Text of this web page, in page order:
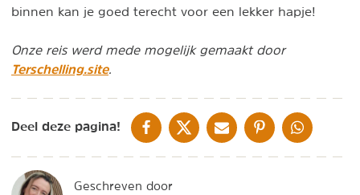
binnen kan je goed terecht voor een lekker hapje!
Onze reis werd mede mogelijk gemaakt door
Terschelling.site.
Deel deze pagina! DELEN OP FACEBOOK
DELEN OP XDELEN VIA DE MAIL
DELEN OP PINTEREST
DELEN OP
Geschreven door